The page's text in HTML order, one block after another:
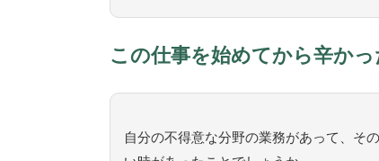
この仕事を始めてから辛か
自分の不得意な分野の業務があって、そ